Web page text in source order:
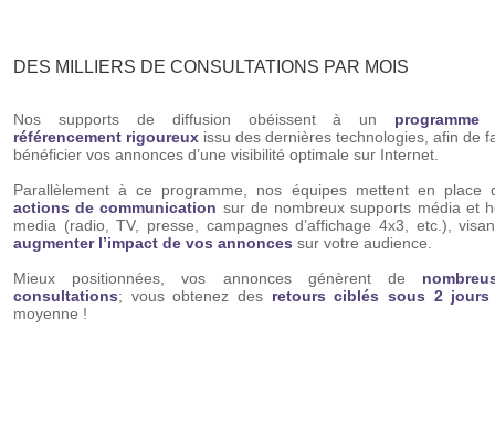
DES MILLIERS DE CONSULTATIONS PAR MOIS
Nos supports de diffusion obéissent à un programme
référencement rigoureux issu des dernières technologies, afin de
bénéficier vos annonces d’une visibilité optimale sur Internet.
Parallèlement à ce programme, nos équipes mettent en place
actions de communication sur de nombreux supports média et
media (radio, TV, presse, campagnes d’affichage 4x3, etc.),
augmenter l’impact de vos annonces sur votre audience.
Mieux positionnées, vos annonces génèrent de
consultations; vous obtenez des retours ciblés sous 2 jours
moyenne !